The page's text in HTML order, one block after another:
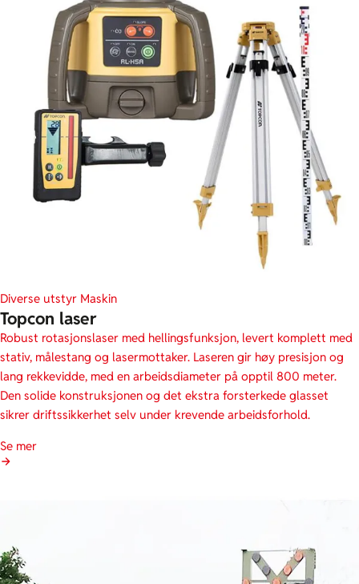
Diverse utstyr Maskin
Topcon laser
Robust rotasjonslaser med hellingsfunksjon, levert komplett med
stativ, målestang og lasermottaker. Laseren gir høy presisjon og
lang rekkevidde, med en arbeidsdiameter på opptil 800 meter.
Den solide konstruksjonen og det ekstra forsterkede glasset
sikrer driftssikkerhet selv under krevende arbeidsforhold.
Se mer